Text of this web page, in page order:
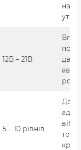
12В – 21В
5 – 10 рівнів